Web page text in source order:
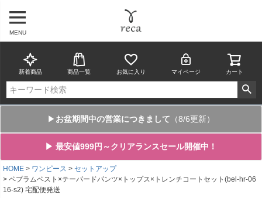
MENU
新着商品 商品一覧 お気に入り マイページ カート
▶ お盆期間中の営業につきまして （8/6更新）
▶ 最安値999円～クリアランスセール開催中！
HOME ワンピース
セットアップ
ペプラムベスト×テーパードパンツ×トップス×トレンチコートセット(bel-hr-06
16-s2) 宅配便発送